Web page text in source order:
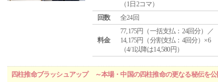
（1日2コマ）
回数
全24回
料金
77,175円（一括支払：24回分）／
14,175円（分割支払：4回分）×6
（4/1以降は14,580円）
四柱推命ブラッシュアップ ～本場・中国の四柱推命の更なる秘伝を